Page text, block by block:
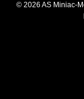
© 2026 AS Miniac-